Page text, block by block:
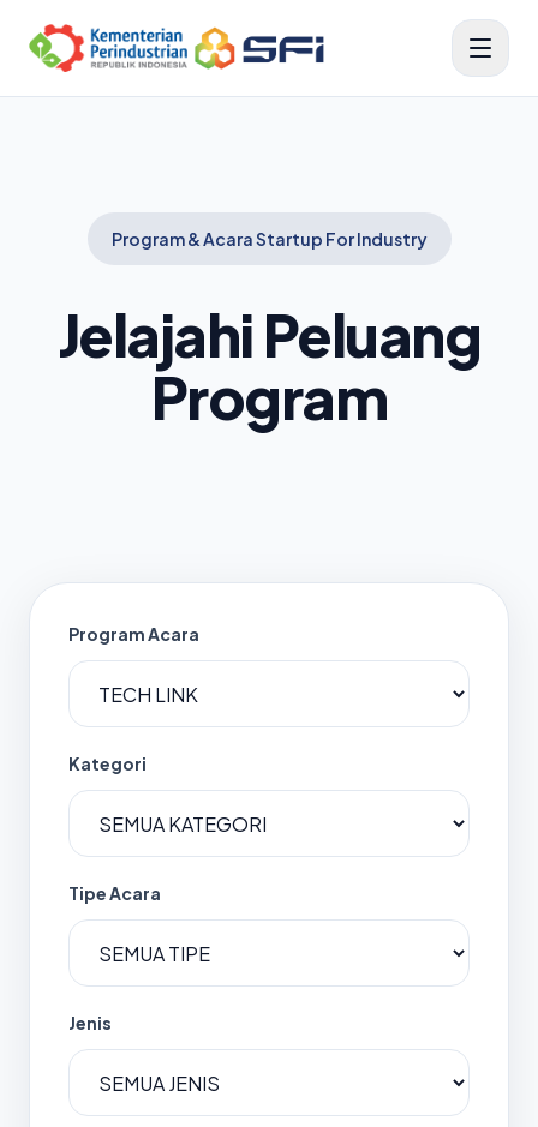
Program & Acara Startup For Industry
Jelajahi Peluang
Program
Program Acara
Kategori
Tipe Acara
Jenis